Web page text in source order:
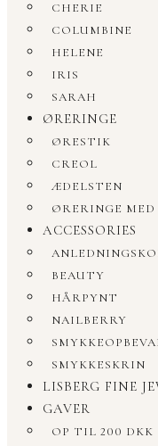
CHERIE
COLUMBINE
HELENE
IRIS
SARAH
ØRERINGE
ØRESTIK
CREOL
ÆDELSTEN
ØRERINGE
ACCESSORIES
BEAUTY
HÅRPYNT
NAILBERRY
SMYKKESKRIN
LISBERG FINE
GAVER
OP TIL 200 DKK